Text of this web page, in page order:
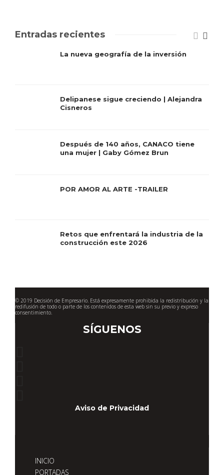
Entradas recientes
La nueva geografía de la inversión
Delipanese sigue creciendo | Alejandra
Cisneros
Después de 140 años, CANACO tiene
una mujer | Gaby Gómez Brun
POR AMOR AL ARTE -TRAILER
Retos que enfrentará la industria de la
construcción este 2026
© 2019 Decisión de Empresario. Está expresamente prohibida la redistribución y la
redifusión de todo o parte de los contenidos de esta web sin su previo y expreso
consentimiento.
SÍGUENOS
Aviso de Privacidad
INICIO
PORTADAS